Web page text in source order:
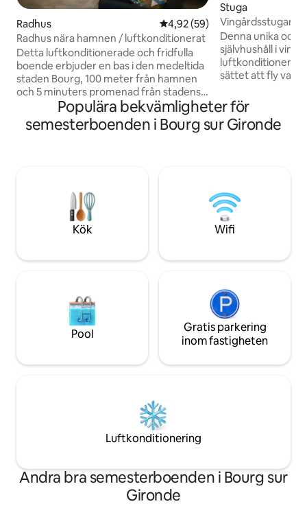
Radhus 4,92 av 5 i genomsnittligt
4,92 (59)
Radhus nära hamnen / luftkonditionerat
Detta luftkonditionerade och fridfulla
boende erbjuder en bas i den medeltida
staden Bourg, 100 meter från hamnen
och 5 minuters promenad från stadens
centrum och Citadellen. Med sina 3
sovrum och 4 dubbelsängar är huset
redo att välkomna dig med familj eller
stränderna i Lacanau, Le Porge, Carcans
etc.). På 40 minuter är du i Bordeaux, på
50 minuter i Saint Emilion.
Stuga
Vingårdsstugan
luftkonditionering
Denna unika och
självhushåll i
sättet att fly
och lugna
vinrankor på ena
på den andra.
har tre stugor på
Calcaire och
Populära bekvämligheter för
semesterboenden i Bourg sur Gironde
Kök Wifi
Pool
Gratis parkering
inom fastigheten
Luftkonditionering
Andra bra semesterboenden i Bourg sur
Gironde